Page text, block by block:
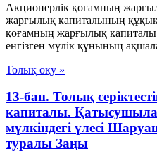
Акционерлік қоғамның
жарғылық капиталының
қоғамның жарғылық
енгізген мүлік құнының
Толық оқу »
13-бап. Толық
капиталы.
мүлкiндегi үлесi
туралы Заңы